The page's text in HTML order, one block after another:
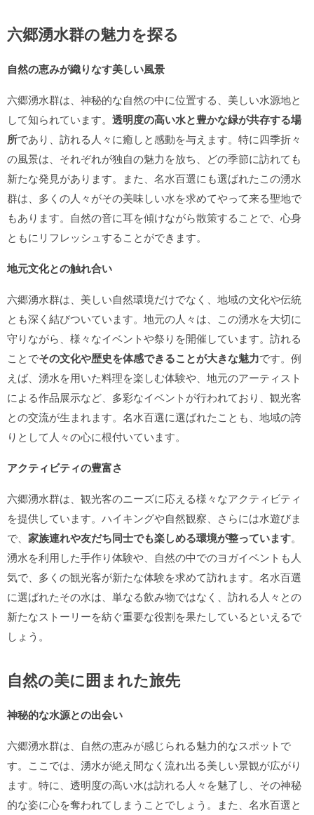
六郷湧水群の魅力を探る
自然の恵みが織りなす美しい風景
六郷湧水群は、神秘的な自然の中に位置する、美しい水源地と
して知られています。 透明度の高い水と豊かな緑が共存する場
所であり、訪れる人々に癒しと感動を与えます。特に四季折々
の風景は、それぞれが独自の魅力を放ち、どの季節に訪れても
新たな発見があります。また、名水百選にも選ばれたこの湧水
群は、多くの人々がその美味しい水を求めてやって来る聖地で
もあります。自然の音に耳を傾けながら散策することで、心身
ともにリフレッシュすることができます。
地元文化との触れ合い
六郷湧水群は、美しい自然環境だけでなく、地域の文化や伝統
とも深く結びついています。地元の人々は、この湧水を大切に
守りながら、様々なイベントや祭りを開催しています。訪れる
ことでその文化や歴史を体感できることが大きな魅力です。例
えば、湧水を用いた料理を楽しむ体験や、地元のアーティスト
による作品展示など、多彩なイベントが行われており、観光客
との交流が生まれます。名水百選に選ばれたことも、地域の誇
りとして人々の心に根付いています。
アクティビティの豊富さ
六郷湧水群は、観光客のニーズに応える様々なアクティビティ
を提供しています。ハイキングや自然観察、さらには水遊びま
で、 家族連れや友だち同士でも楽しめる環境が整っています。
湧水を利用した手作り体験や、自然の中でのヨガイベントも人
気で、多くの観光客が新たな体験を求めて訪れます。名水百選
に選ばれたその水は、単なる飲み物ではなく、訪れる人々との
新たなストーリーを紡ぐ重要な役割を果たしているといえるで
しょう。
自然の美に囲まれた旅先
神秘的な水源との出会い
六郷湧水群は、自然の恵みが感じられる魅力的なスポットで
す。ここでは、湧水が絶え間なく流れ出る美しい景観が広がり
ます。特に、透明度の高い水は訪れる人々を魅了し、その神秘
的な姿に心を奪われてしまうことでしょう。また、名水百選と